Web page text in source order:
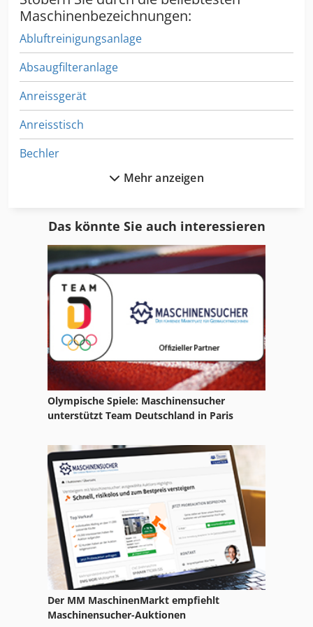
Maschinenbezeichnungen:
Abluftreinigungsanlage
Absaugfilteranlage
Anreissgerät
Anreisstisch
Bechler
Behälterwaschanlage
Durchlaufwaschanlage
Entlackungsbecken
Kuehlmittelreinigungsanlage
Laserreinigungsanlage
Lösemittelreinigungsanlage
Maschinenwasserwaage
Reinecker
Reinigungsgerät
Reinigungszentrifuge
Reinstwasseranlage
Sandwaschanlage
Schleppschleifanlage
Mehr anzeigen
Das könnte Sie auch interessieren
Olympische Spiele: Maschinensucher
unterstützt Team Deutschland in Paris
Der MM MaschinenMarkt empfiehlt
Maschinensucher-Auktionen